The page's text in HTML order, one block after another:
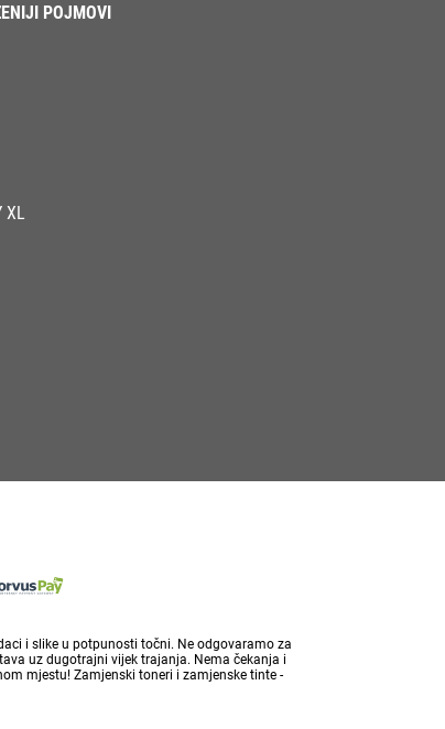
POJMOVI
XL
i slike u potpunosti točni. Ne odgovaramo za
uz dugotrajni vijek trajanja. Nema čekanja i
mjestu! Zamjenski toneri i zamjenske tinte -